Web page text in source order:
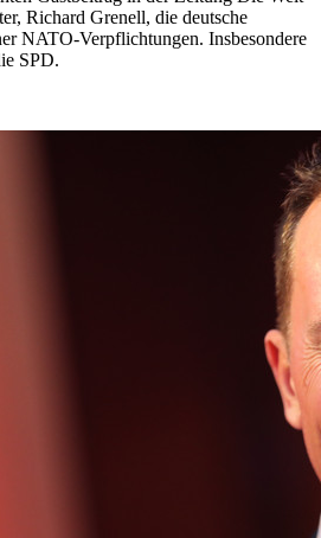
Richard Grenell, die deutsche
NATO-Verpflichtungen. Insbesondere
SPD.